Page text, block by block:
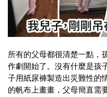
所有的父母都很清楚一點，
作劇開始了。沒有什麼是孩
子用紙尿褲製造出災難性的
的帆布上畫畫，父母簡直需